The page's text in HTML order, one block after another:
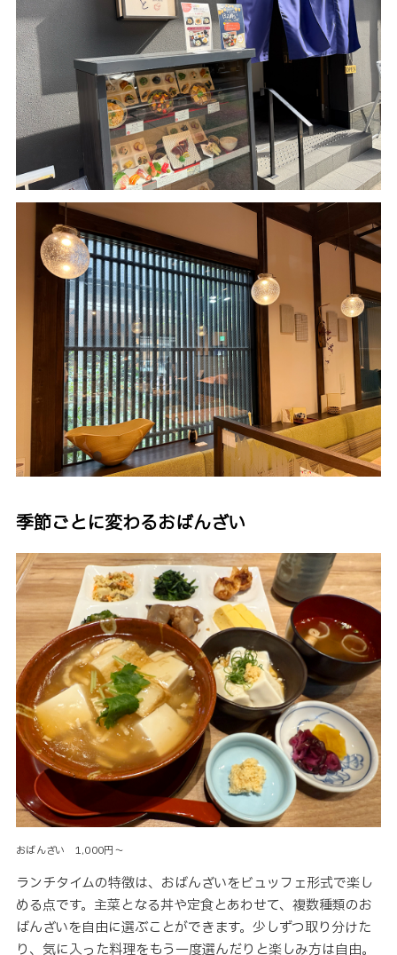
季節ごとに変わるおばんざい
おばんざい 1,000円～
ランチタイムの特徴は、おばんざいをビュッフェ形式で楽し
める点です。主菜となる丼や定食とあわせて、複数種類のお
ばんざいを自由に選ぶことができます。少しずつ取り分けた
り、気に入った料理をもう一度選んだりと楽しみ方は自由。